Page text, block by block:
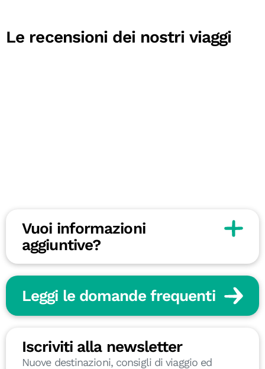
Le recensioni dei nostri viaggi
Vuoi informazioni
aggiuntive?
Leggi le domande frequenti
Iscriviti alla newsletter
Nuove destinazioni, consigli di viaggio ed